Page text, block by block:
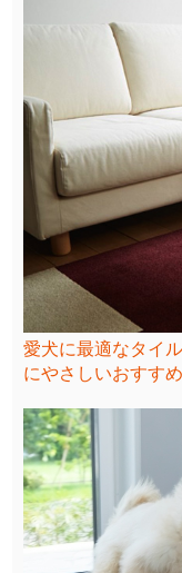
愛犬に最適なタイ
にやさしいおすす